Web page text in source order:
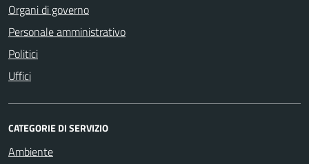
Organi di governo
Personale amministrativo
Politici
Uffici
CATEGORIE DI SERVIZIO
Ambiente